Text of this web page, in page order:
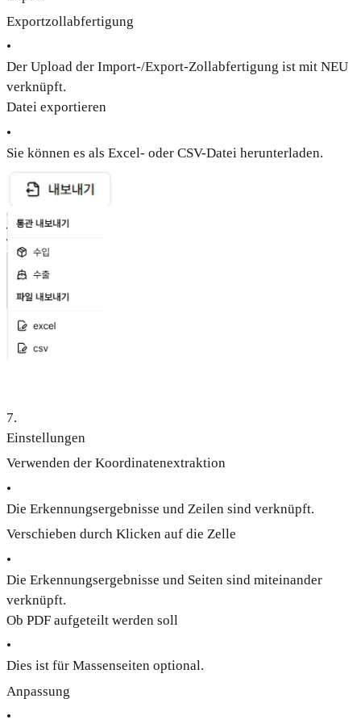
Exportzollabfertigung
•
Der Upload der Import-/Export-Zollabfertigung ist mit NEU
verknüpft.
Datei exportieren
•
Sie können es als Excel- oder CSV-Datei herunterladen.
7.
Einstellungen
Verwenden der Koordinatenextraktion
•
Die Erkennungsergebnisse und Zeilen sind verknüpft.
Verschieben durch Klicken auf die Zelle
•
Die Erkennungsergebnisse und Seiten sind miteinander
verknüpft.
Ob PDF aufgeteilt werden soll
•
Dies ist für Massenseiten optional.
Anpassung
•